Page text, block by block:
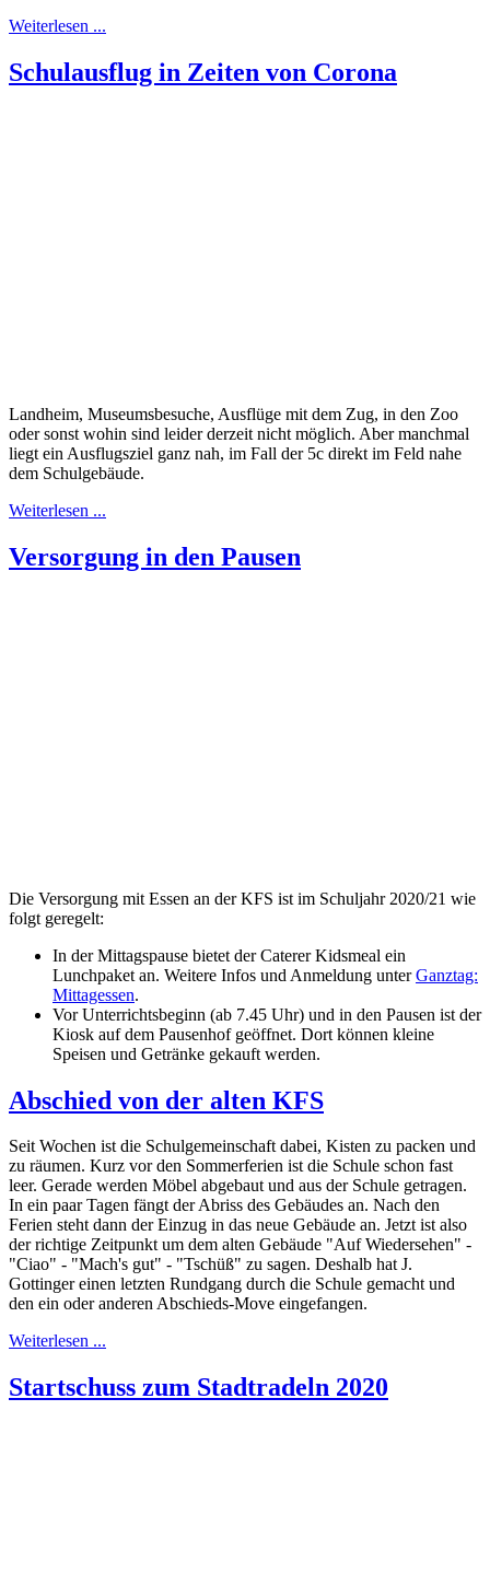
Weiterlesen ...
Schulausflug in Zeiten von Corona
Landheim, Museumsbesuche, Ausflüge mit dem Zug, in den Zoo
oder sonst wohin sind leider derzeit nicht möglich. Aber manchmal
liegt ein Ausflugsziel ganz nah, im Fall der 5c direkt im Feld nahe
dem Schulgebäude.
Weiterlesen ...
Versorgung in den Pausen
Die Versorgung mit Essen an der KFS ist im Schuljahr 2020/21 wie
folgt geregelt:
In der Mittagspause bietet der Caterer Kidsmeal ein
Lunchpaket an. Weitere Infos und Anmeldung unterGanztag:
Mittagessen.
Vor Unterrichtsbeginn (ab 7.45 Uhr) und in den Pausen ist der
Kiosk auf dem Pausenhof geöffnet. Dort können kleine
Speisen und Getränke gekauft werden.
Abschied von der alten KFS
Seit Wochen ist die Schulgemeinschaft dabei, Kisten zu packen und
zu räumen. Kurz vor den Sommerferien ist die Schule schon fast
leer. Gerade werden Möbel abgebaut und aus der Schule getragen.
In ein paar Tagen fängt der Abriss des Gebäudes an. Nach den
Ferien steht dann der Einzug in das neue Gebäude an. Jetzt ist also
der richtige Zeitpunkt um dem alten Gebäude "Auf Wiedersehen" -
"Ciao" - "Mach's gut" - "Tschüß" zu sagen. Deshalb hat J.
Gottinger einen letzten Rundgang durch die Schule gemacht und
den ein oder anderen Abschieds-Move eingefangen.
Weiterlesen ...
Startschuss zum Stadtradeln 2020